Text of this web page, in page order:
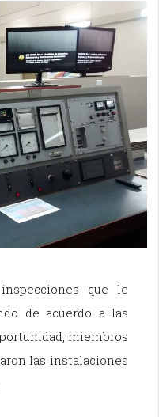
que le
de acuerdo a las
miembros
las instalaciones